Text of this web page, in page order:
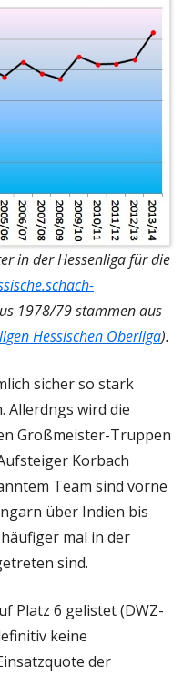
in der Hessenliga für die
1978/79 stammen aus
Hessischen Oberliga).
sicher so stark
Allerdngs wird die
Großmeister-Truppen
Korbach
Team sind vorne
über Indien bis
mal in der
sind.
Platz 6 gelistet (DWZ-
keine
der